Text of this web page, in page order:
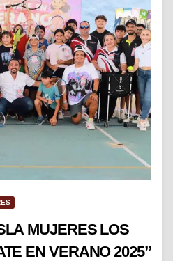
MUJERES LOS
EN VERANO 2025”